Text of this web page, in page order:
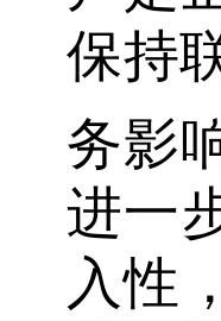
保持
务影
进一
入性